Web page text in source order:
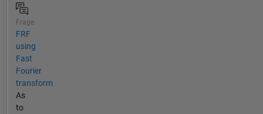
Frage
FRF
using
Fast
Fourier
transform
As
to